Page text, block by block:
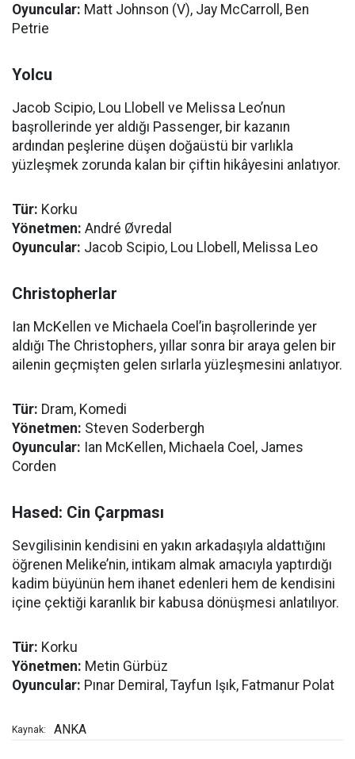
Oyuncular: Matt Johnson (V), Jay McCarroll, Ben
Petrie
Yolcu
Jacob Scipio, Lou Llobell ve Melissa Leo’nun
başrollerinde yer aldığı Passenger, bir kazanın
ardından peşlerine düşen doğaüstü bir varlıkla
yüzleşmek zorunda kalan bir çiftin hikâyesini anlatıyor.
Tür: Korku
Yönetmen: André Øvredal
Oyuncular: Jacob Scipio, Lou Llobell, Melissa Leo
Christopherlar
Ian McKellen ve Michaela Coel’in başrollerinde yer
aldığı The Christophers, yıllar sonra bir araya gelen bir
ailenin geçmişten gelen sırlarla yüzleşmesini anlatıyor.
Tür: Dram, Komedi
Yönetmen: Steven Soderbergh
Oyuncular: Ian McKellen, Michaela Coel, James
Corden
Hased: Cin Çarpması
Sevgilisinin kendisini en yakın arkadaşıyla aldattığını
öğrenen Melike’nin, intikam almak amacıyla yaptırdığı
kadim büyünün hem ihanet edenleri hem de kendisini
içine çektiği karanlık bir kabusa dönüşmesi anlatılıyor.
Tür: Korku
Yönetmen: Metin Gürbüz
Oyuncular: Pınar Demiral, Tayfun Işık, Fatmanur Polat
Kaynak: ANKA